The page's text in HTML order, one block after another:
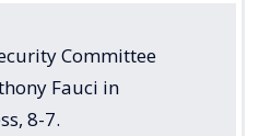
Committee
Fauci in
8-7.